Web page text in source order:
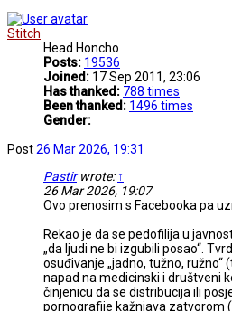
Stitch
Head Honcho
Posts: 19536
Joined: 17 Sep 2011, 23:06
Has thanked: 788 times
Been thanked: 1496 times
Gender:
Post26 Mar 2026, 19:31
Pastirwrote: ↑
26 Mar 2026, 19:07
Ovo prenosim s Facebooka pa
Rekao je da se pedofilija u
„da ljudi ne bi izgubili posao“.
osuđivanje „jadno, tužno, ružno“
napad na medicinski i društveni
činjenicu da se distribucija ili
pornografije kažnjava zatvorom